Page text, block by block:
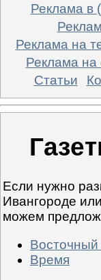
Реклама в
Реклама на
Реклама на
Статьи
Если нужно
Ивангороде
можем
Восточный
Время